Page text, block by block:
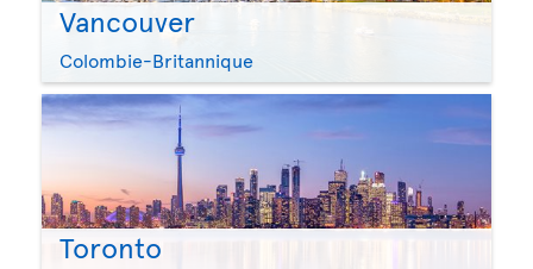
Vancouver
Colombie-Britannique
Toronto